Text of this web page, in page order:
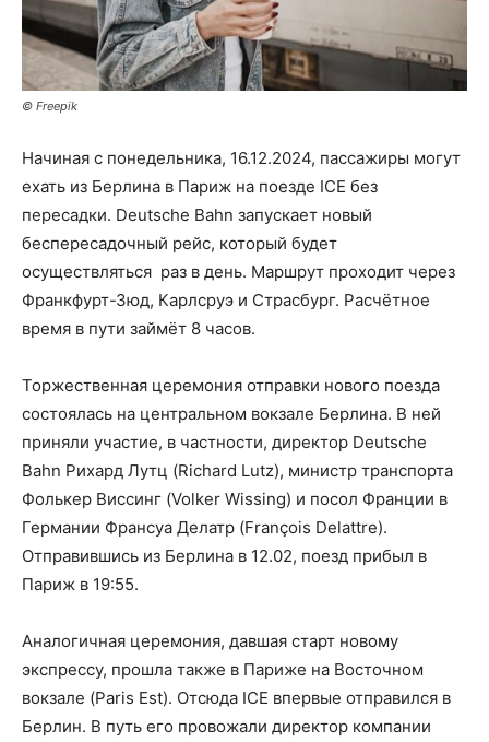
© Freepik
Начиная с понедельника, 16.12.2024, пассажиры могут
ехать из Берлина в Париж на поезде ICE без
пересадки. Deutsche Bahn запускает новый
беспересадочный рейс, который будет
осуществляться раз в день. Маршрут проходит через
Франкфурт-Зюд, Карлсруэ и Страсбург. Расчётное
время в пути займёт 8 часов.
Торжественная церемония отправки нового поезда
состоялась на центральном вокзале Берлина. В ней
приняли участие, в частности, директор Deutsche
Bahn Рихард Лутц (Richard Lutz), министр транспорта
Фолькер Виссинг (Volker Wissing) и посол Франции в
Германии Франсуа Делатр (François Delattre).
Отправившись из Берлина в 12.02, поезд прибыл в
Париж в 19:55.
Аналогичная церемония, давшая старт новому
экспрессу, прошла также в Париже на Восточном
вокзале (Paris Est). Отсюда ICE впервые отправился в
Берлин. В путь его провожали директор компании